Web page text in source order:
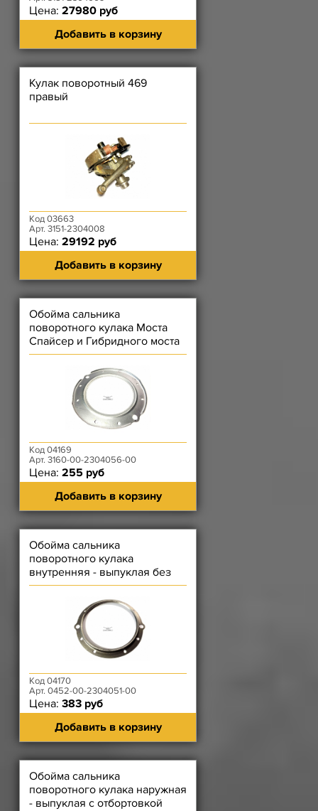
Цена: 27980 руб
Добавить в корзину
Кулак поворотный 469
правый
Код 03663
Арт. 3151-2304008
Цена: 29192 руб
Добавить в корзину
Обойма сальника
поворотного кулака Моста
Спайсер и Гибридного моста
(манжеты)
Код 04169
Арт. 3160-00-2304056-00
Цена: 255 руб
Добавить в корзину
Обойма сальника
поворотного кулака
внутренняя - выпуклая без
отбортовки
Код 04170
Арт. 0452-00-2304051-00
Цена: 383 руб
Добавить в корзину
Обойма сальника
поворотного кулака наружная
- выпуклая с отбортовкой